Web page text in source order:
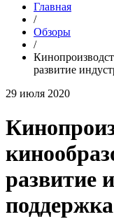
Главная
/
Обзоры
/
развитие
29 июля 2020
развитие